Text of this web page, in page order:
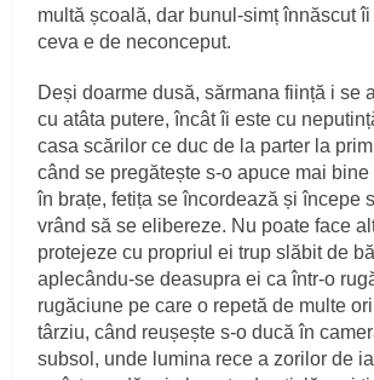
multă școală, dar bunul-simț înnăscut
ceva e de neconceput.
Deși doarme dusă, sărmana ființă i se
cu atâta putere, încât îi este cu
casa scărilor ce duc de la parter la
când se pregătește s‑o apuce mai
în brațe, fetița se încordează și începe
vrând să se elibereze. Nu poate face
protejeze cu propriul ei trup slăbit de
aplecându‑se deasupra ei ca într‑o
rugăciune pe care o repetă de multe
târziu, când reușește s‑o ducă în
subsol, unde lumina rece a zorilor de